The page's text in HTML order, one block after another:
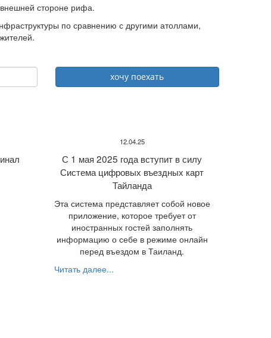
внешней стороне рифа.
по сравнению с другими атоллами,
12.04.25
С 1 мая 2025 года вступит в силу
Система цифровых въездных карт
Тайланда
Эта система представляет собой новое
приложение, которое требует от
иностранных гостей заполнять
информацию о себе в режиме онлайн
перед въездом в Таиланд.
Читать далее...